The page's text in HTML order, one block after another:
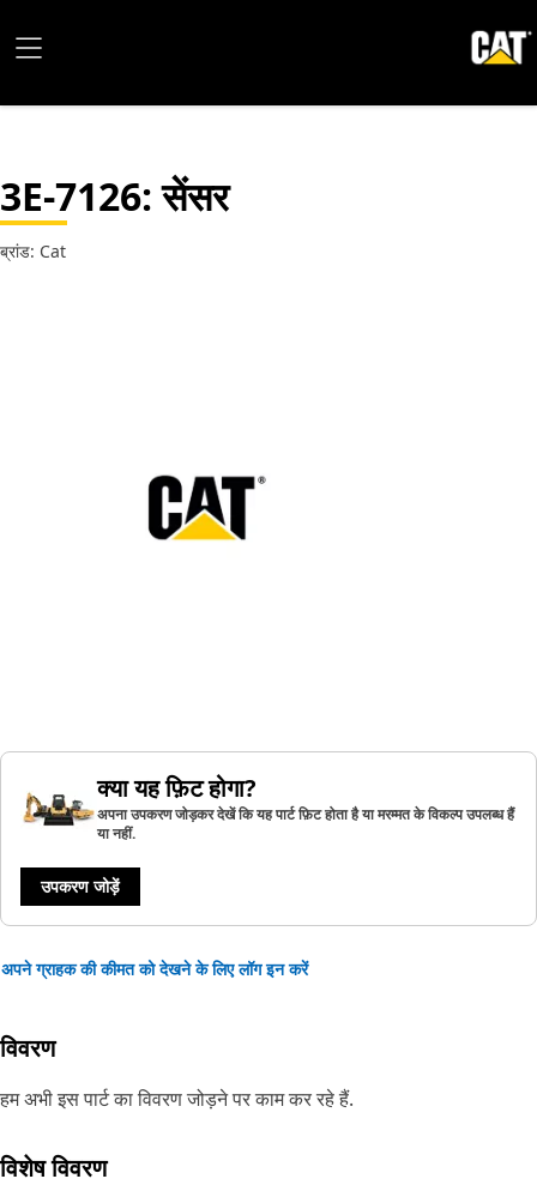
3E-7126: सेंसर
ब्रांड: Cat
क्या यह फ़िट होगा?
अपना उपकरण जोड़कर देखें कि यह पार्ट फ़िट होता है या मरम्मत के विकल्प उपलब्ध हैं
या नहीं.
उपकरण जोड़ें
अपने ग्राहक की कीमत को देखने के लिए लॉग इन करें
विवरण
हम अभी इस पार्ट का विवरण जोड़ने पर काम कर रहे हैं.
विशेष विवरण